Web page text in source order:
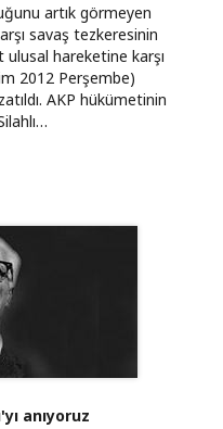
artık görmeyen
savaş tezkeresinin
hareketine karşı
2012 Perşembe)
AKP hükümetinin
anıyoruz